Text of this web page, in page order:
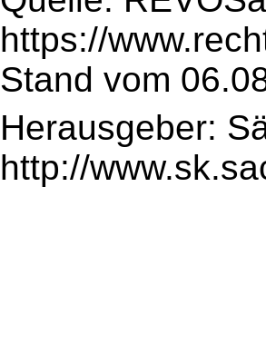
https://
Stand vom
Herausgeber:
http://